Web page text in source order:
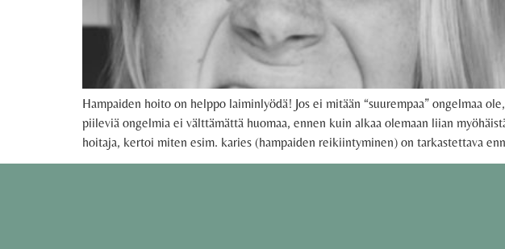
Hampaiden hoito on helppo laiminlyödä! Jos ei mitään “suurempaa” ongelmaa
piileviä ongelmia ei välttämättä huomaa, ennen kuin alkaa olemaan liian
hoitaja, kertoi miten esim. karies (hampaiden reikiintyminen) on tarkastettava